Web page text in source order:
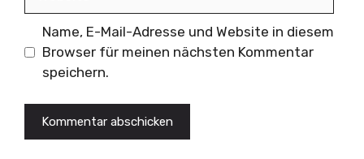
Name, E-Mail-Adresse und Website in diesem
Browser für meinen nächsten Kommentar
speichern.